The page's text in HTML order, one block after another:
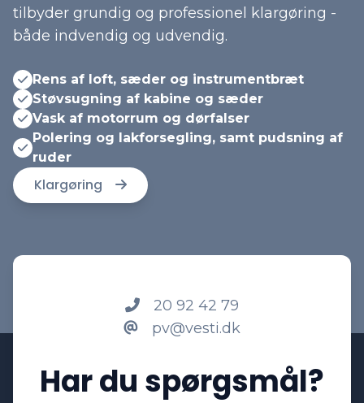
tilbyder grundig og professionel klargøring -
både indvendig og udvendig.
Rens af loft, sæder og instrumentbræt
Støvsugning af kabine og sæder
Vask af motorrum og dørfalser
Polering og lakforsegling, samt pudsning af
ruder
Klargøring
20 92 42 79
pv@vesti.dk
Har du spørgsmål?